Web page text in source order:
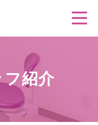
フ紹介